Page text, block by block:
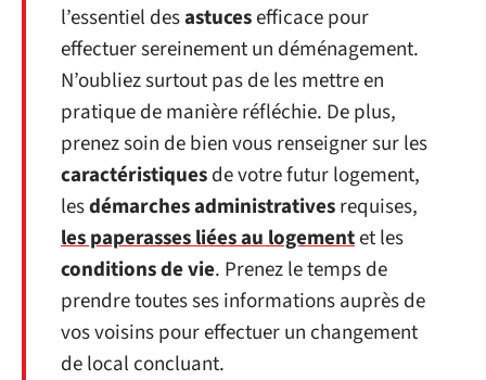
l’essentiel desastucesefficace pour
effectuer sereinement un déménagement.
N’oubliez surtout pas de les mettre en
pratique de manière réfléchie. De plus,
prenez soin de bien vous renseigner sur les
caractéristiquesde votre futur logement,
lesdémarches administrativesrequises,
les paperasses liées au logementet les
conditions de vie. Prenez le temps de
prendre toutes ses informations auprès de
vos voisins pour effectuer un changement
de local concluant.